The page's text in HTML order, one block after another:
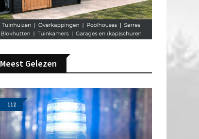
Meest Gelezen
112